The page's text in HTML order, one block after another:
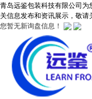
青岛远鉴包装科技有限公司为
关信息发布和资讯展示，敬请
您暂无新询盘信息！